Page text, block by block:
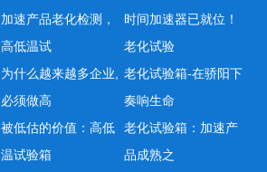
加速产品老化检测，
高低温试
为什么越来越多企业,
必须做高
被低估的价值：高低
温试验箱
时间加速器已就位！
老化试验
老化试验箱-在骄阳下
奏响生命
老化试验箱：加速产
品成熟之